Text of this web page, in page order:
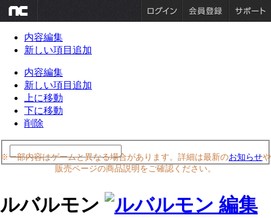
内容編集
新しい項目追加
内容編集
新しい項目追加
上に移動
下に移動
削除
※一部内容はゲームと異なる場合があります。詳細は最新のお知らせや
販売ページの商品説明をご確認ください。
ルバルモン